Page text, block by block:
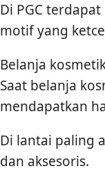
Di PGC
motif yang
Belanja
Saat belanja
mendapatkan
Di lantai paling
dan aksesoris.